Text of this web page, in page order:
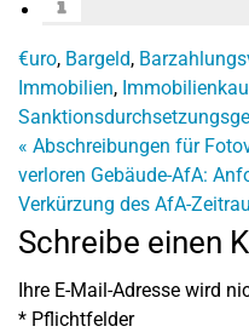
€uro, Bargeld,
Immobilien,
« Abschreibungen für
verloren Gebäude-AfA:
Verkürzung des AfA-
Schreibe einen
Ihre E-Mail-Adresse wird
* Pflichtfelder